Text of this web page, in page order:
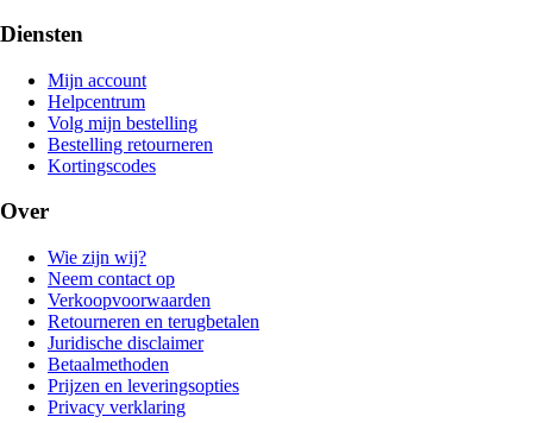
Diensten
Mijn account
Helpcentrum
Volg mijn bestelling
Bestelling retourneren
Kortingscodes
Over
Wie zijn wij?
Neem contact op
Verkoopvoorwaarden
Retourneren en terugbetalen
Juridische disclaimer
Betaalmethoden
Prijzen en leveringsopties
Privacy verklaring